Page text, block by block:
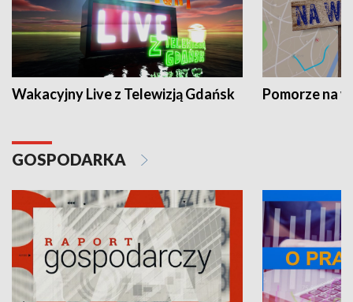
Wakacyjny Live z Telewizją Gdańsk Pomorze na
GOSPODARKA